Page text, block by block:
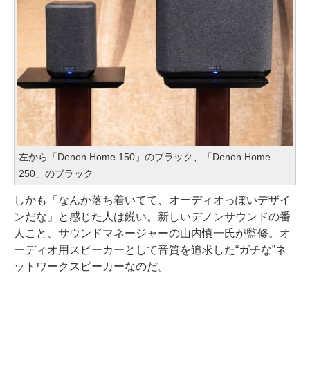
左から「Denon Home 150」のブラック、「Denon Home
250」のブラック
しかも「なんか落ち着いてて、オーディオっぽいデザイ
ンだな」と感じた人は鋭い。新しいデノンサウンドの番
人こと、サウンドマネージャーの山内慎一氏が監修。オ
ーディオ用スピーカーとして音質を追求した“ガチな”ネ
ットワークスピーカーなのだ。